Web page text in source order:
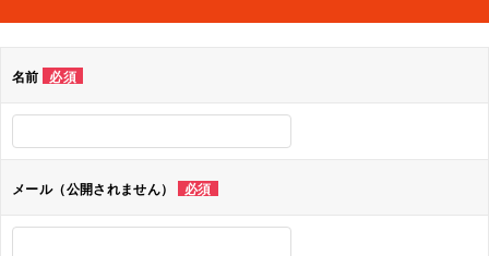
ビ
シ
ョ
ン
名前 必須
メール（公開されません） 必須